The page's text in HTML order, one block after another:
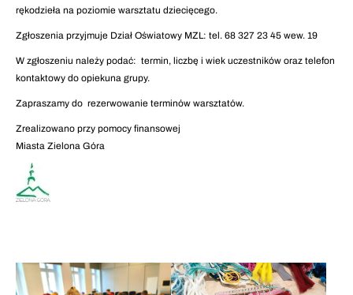
rękodzieła na poziomie warsztatu dziecięcego.
Zgłoszenia przyjmuje Dział Oświatowy MZL: tel. 68 327 23 45 wew. 19
W zgłoszeniu należy podać: termin, liczbę i wiek uczestników oraz telefon
kontaktowy do opiekuna grupy.
Zapraszamy do rezerwowanie terminów warsztatów.
Zrealizowano przy pomocy finansowej
Miasta Zielona Góra